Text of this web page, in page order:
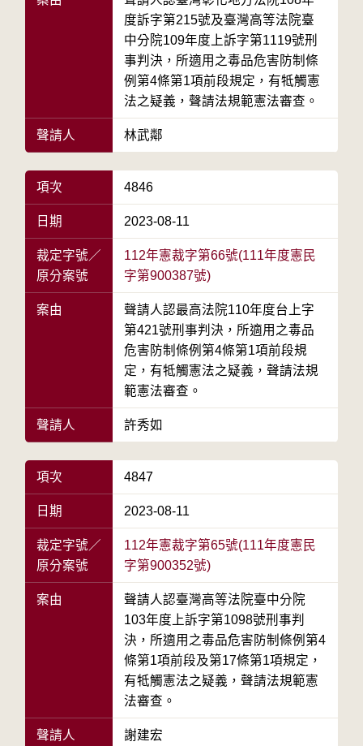
度訴字第215號及臺灣高等法院臺
中分院109年度上訴字第1119號刑
事判決，所適用之毒品危害防制條
例第4條第1項前段規定，有牴觸憲
法之疑義，聲請法規範憲法審查。
聲請人 林武鄰
項次 4846
日期 2023-08-11
裁定字號／
原分案號
112年憲裁字第66號(111年度憲民
字第900387號)
案由
聲請人認最高法院110年度台上字
第421號刑事判決，所適用之毒品
危害防制條例第4條第1項前段規
定，有牴觸憲法之疑義，聲請法規
範憲法審查。
聲請人 許秀如
項次 4847
日期 2023-08-11
裁定字號／
原分案號
112年憲裁字第65號(111年度憲民
字第900352號)
案由
聲請人認臺灣高等法院臺中分院
103年度上訴字第1098號刑事判
決，所適用之毒品危害防制條例第4
條第1項前段及第17條第1項規定，
有牴觸憲法之疑義，聲請法規範憲
法審查。
聲請人 謝建宏